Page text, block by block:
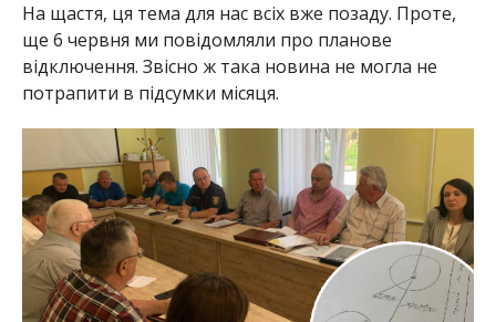
На щастя, ця тема для нас всіх вже позаду. Проте,
ще 6 червня ми повідомляли про планове
відключення. Звісно ж така новина не могла не
потрапити в підсумки місяця.